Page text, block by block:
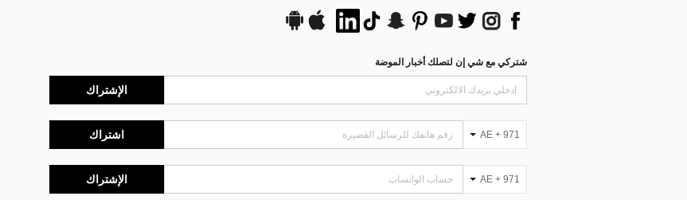
شتركي مع شي إن لتصلك أخبار الموضة
الإشتراك
AE + 971 اشتراك
AE + 971 الإشتراك